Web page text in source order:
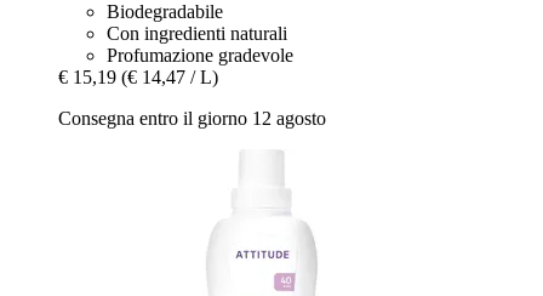
Biodegradabile
Con ingredienti naturali
Profumazione gradevole
€ 15,19 (€ 14,47 / L)
Consegna entro il giorno 12 agosto